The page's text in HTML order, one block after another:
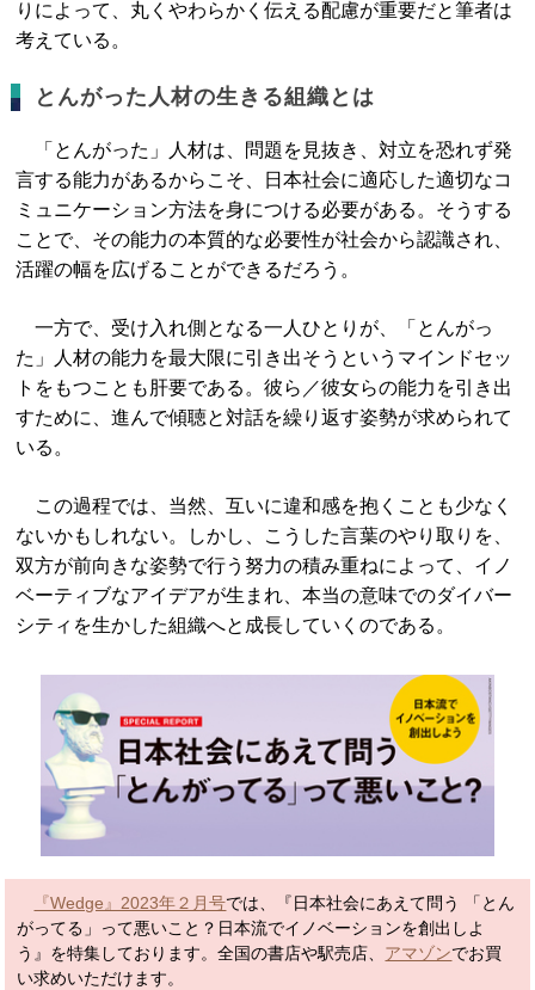
りによって、丸くやわらかく伝える配慮が重要だと筆者は
考えている。
とんがった人材の生きる組織とは
「とんがった」人材は、問題を見抜き、対立を恐れず発
言する能力があるからこそ、日本社会に適応した適切なコ
ミュニケーション方法を身につける必要がある。そうする
ことで、その能力の本質的な必要性が社会から認識され、
活躍の幅を広げることができるだろう。
一方で、受け入れ側となる一人ひとりが、「とんがっ
た」人材の能力を最大限に引き出そうというマインドセッ
トをもつことも肝要である。彼ら／彼女らの能力を引き出
すために、進んで傾聴と対話を繰り返す姿勢が求められて
いる。
この過程では、当然、互いに違和感を抱くことも少なく
ないかもしれない。しかし、こうした言葉のやり取りを、
双方が前向きな姿勢で行う努力の積み重ねによって、イノ
ベーティブなアイデアが生まれ、本当の意味でのダイバー
シティを生かした組織へと成長していくのである。
『Wedge』2023年２月号では、『日本社会にあえて問う 「とん
がってる」って悪いこと？日本流でイノベーションを創出しよ
う』を特集しております。全国の書店や駅売店、 アマゾンでお買
い求めいただけます。